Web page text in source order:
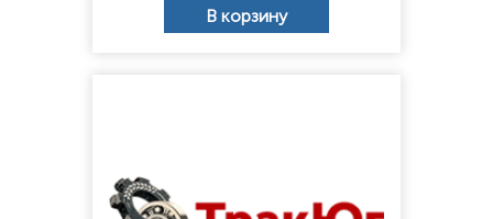
В корзину